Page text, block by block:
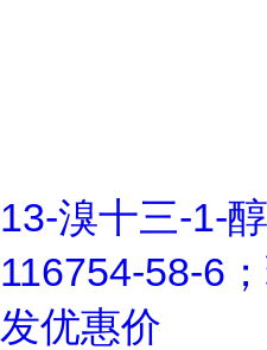
13-溴十三-1-
116754-58-6
发优惠价